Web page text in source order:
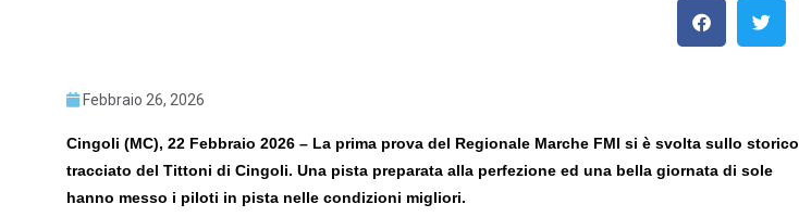
Febbraio 26, 2026
Cingoli (MC), 22 Febbraio 2026 – La prima prova del Regionale Marche FMI si è svolta sullo storico
tracciato del Tittoni di Cingoli. Una pista preparata alla perfezione ed una bella giornata di sole
hanno messo i piloti in pista nelle condizioni migliori.